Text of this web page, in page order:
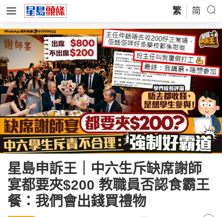
繁 简
星島申訴王｜中六生斥缺席謝師
宴都要夾$200 教職員否認食霸王
餐：我們會出錢買禮物